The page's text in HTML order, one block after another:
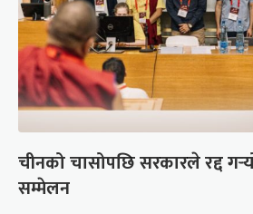
चीनको चासोपछि सरकारले रद्द
सम्मेलन